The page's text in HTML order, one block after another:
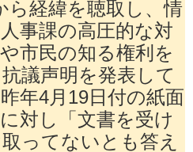
ら経緯を聴取し、情
事課の高圧的な対
市民の知る権利を
議声明を発表して
年4月19日付の紙面
対し「文書を受け
ってないとも答え